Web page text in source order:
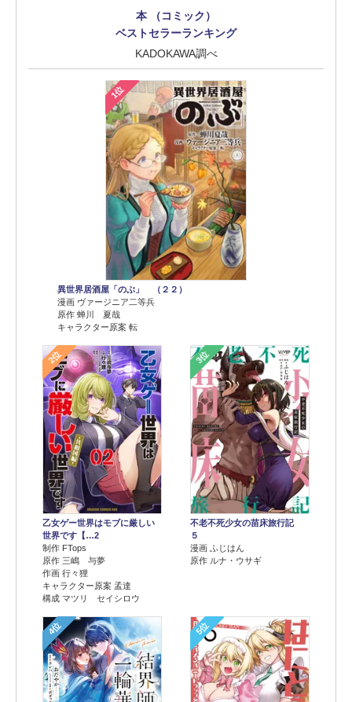
本 （コミック）
ベストセラーランキング
KADOKAWA調べ
1位
異世界居酒屋「のぶ」 （２２）
漫画 ヴァージニア二等兵
原作 蝉川 夏哉
キャラクター原案 転
2位
乙女ゲー世界はモブに厳しい
世界です【…2
制作 FTops
原作 三嶋 与夢
作画 行々狸
キャラクター原案 孟達
構成 マツリ セイシロウ
3位
不老不死少女の苗床旅行記
５
漫画 ふじはん
原作 ルナ・ウサギ
4位 5位